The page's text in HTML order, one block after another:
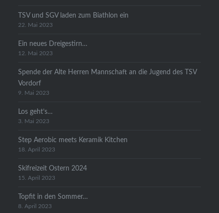
TSV und SGV laden zum Biathlon ein
22. Mai 2023
Ein neues Dreigestirn…
12. Mai 2023
Spende der Alte Herren Mannschaft an die Jugend des TSV
Vordorf
9. Mai 2023
Los geht’s…
3. Mai 2023
Step Aerobic meets Keramik Kitchen
18. April 2023
Skifreizeit Ostern 2024
15. April 2023
Topfit in den Sommer…
8. April 2023